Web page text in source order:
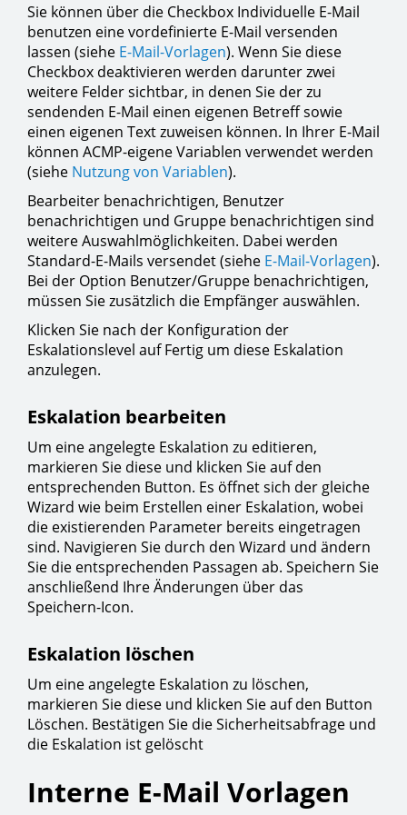
Sie können über die Checkbox Individuelle E-Mail
benutzen eine vordefinierte E-Mail versenden
lassen (siehe E-Mail-Vorlagen). Wenn Sie diese
Checkbox deaktivieren werden darunter zwei
weitere Felder sichtbar, in denen Sie der zu
sendenden E-Mail einen eigenen Betreff sowie
einen eigenen Text zuweisen können. In Ihrer E-Mail
können ACMP-eigene Variablen verwendet werden
(siehe Nutzung von Variablen).
Bearbeiter benachrichtigen, Benutzer
benachrichtigen und Gruppe benachrichtigen sind
weitere Auswahlmöglichkeiten. Dabei werden
Standard-E-Mails versendet (siehe E-Mail-Vorlagen).
Bei der Option Benutzer/Gruppe benachrichtigen,
müssen Sie zusätzlich die Empfänger auswählen.
Klicken Sie nach der Konfiguration der
Eskalationslevel auf Fertig um diese Eskalation
anzulegen.
Eskalation bearbeiten
Um eine angelegte Eskalation zu editieren,
markieren Sie diese und klicken Sie auf den
entsprechenden Button. Es öffnet sich der gleiche
Wizard wie beim Erstellen einer Eskalation, wobei
die existierenden Parameter bereits eingetragen
sind. Navigieren Sie durch den Wizard und ändern
Sie die entsprechenden Passagen ab. Speichern Sie
anschließend Ihre Änderungen über das
Speichern-Icon.
Eskalation löschen
Um eine angelegte Eskalation zu löschen,
markieren Sie diese und klicken Sie auf den Button
Löschen. Bestätigen Sie die Sicherheitsabfrage und
die Eskalation ist gelöscht
Interne E-Mail Vorlagen